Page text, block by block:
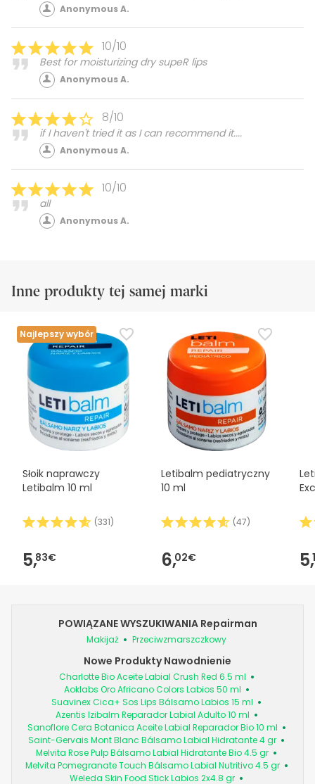
Anonymous A.
10/10
Best for moisturizing dry supeR lips
Anonymous A.
8/10
if I haven't tried it as I can recommend it....
Anonymous A.
10/10
all
Anonymous A.
Inne produkty tej samej marki
Najlepszy wybór
Słoik naprawczy
Letibalm 10 ml
(331)
5,83€
Letibalm pediatryczny
10 ml
(47)
6,02€ 5,
POWIĄZANE WYSZUKIWANIA Repairman
Makijaż Przeciwzmarszczkowy
Nowe Produkty Nawodnienie
Charlotte Bio Aceite Labial Crush Red 6.5 ml
Aoklabs Oro Africano Colors Labios 50 ml
Suavinex Cica+ Sos Lips Bálsamo Labios 15 ml
Azentis Izibalm Reparador Labial Adulto 10 ml
Sanoflore Cera Botanica Aceite Labial Reparador Bio 10 ml
Saint-Gervais Mont Blanc Bálsamo Labial Hidratante 4 gr
Melvita Rose Pulp Bálsamo Labial Hidratante Bio 4.5 gr
Melvita Pomegranate Touch Bálsamo Labial Nutritivo 4.5 gr
Weleda Skin Food Stick Labios 2x4.8 gr